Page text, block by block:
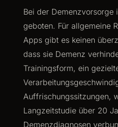
Bei der Demenzvorsorge
geboten. Für allgemeine
Apps gibt es keinen
dass sie Demenz
Trainingsform, ein
Auffrischungssitzungen,
Langzeitstudie über 20
Demenzdiagnosen